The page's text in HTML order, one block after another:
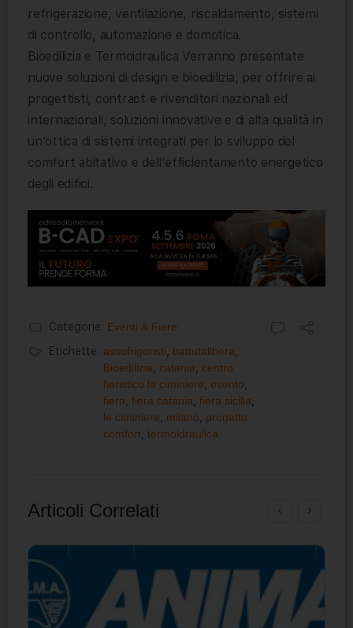
refrigerazione, ventilazione, riscaldamento, sistemi
di controllo, automazione e domotica.
Bioedilizia e Termoidraulica Verranno presentate
nuove soluzioni di design e bioedilizia, per offrire ai
progettisti, contract e rivenditori nazionali ed
internazionali, soluzioni innovative e di alta qualità in
un’ottica di sistemi integrati per lo sviluppo del
comfort abitativo e dell’efficientamento energetico
degli edifici.
Categorie: Eventi & Fiere
Etichette: assofrigoristi, battutalibera,
Bioedilizia, catania, centro
fieristico le ciminiere, evento,
fiera, fiera catania, fiera sicilia,
le ciminiere, milano, progetto
comfort, termoidraulica
Articoli Correlati